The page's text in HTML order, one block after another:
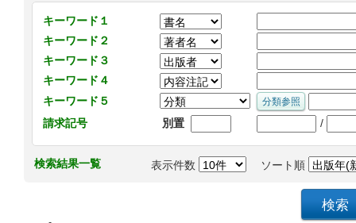
キーワード１
キーワード２
キーワード３
キーワード４
キーワード５
請求記号
別置 /
検索結果一覧 表示件数 ソート順